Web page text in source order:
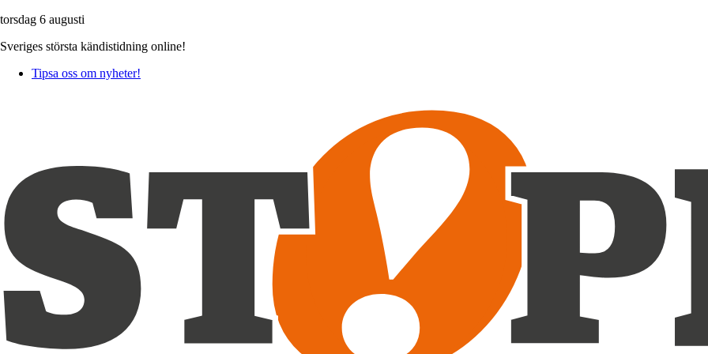
torsdag 6 augusti
Sveriges största kändistidning online!
Tipsa oss om nyheter!